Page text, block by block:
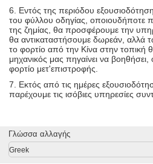
6. Εντός της περιόδου
του φύλλου οδηγίας, οποιουδήποτε
της ζημίας, θα προσφέρουμε την
θα αντικαταστήσουμε δωρεάν, αλλά
το φορτίο από την Κίνα στην τοπική
μηχανικός μας πηγαίνει να
φορτίο μετ'επιστροφής.
7. Εκτός από τις ημέρες
παρέχουμε τις ισόβιες υπηρεσίες
Γλώσσα αλλαγής
Greek